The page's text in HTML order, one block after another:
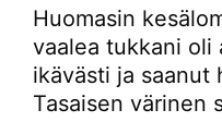
Huomasin
vaalea tukkani oli
ikävästi ja saanut
Tasaisen värinen